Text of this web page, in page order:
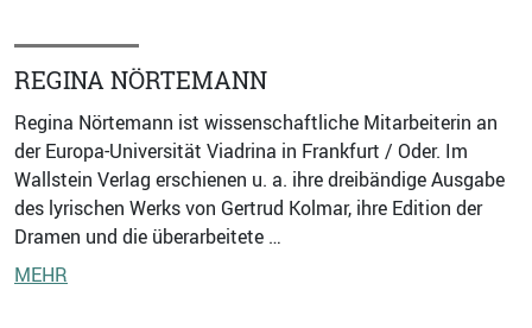
REGINA NÖRTEMANN
Regina Nörtemann ist wissenschaftliche Mitarbeiterin an
der Europa-Universität Viadrina in Frankfurt / Oder. Im
Wallstein Verlag erschienen u. a. ihre dreibändige Ausgabe
des lyrischen Werks von Gertrud Kolmar, ihre Edition der
Dramen und die überarbeitete …
MEHR